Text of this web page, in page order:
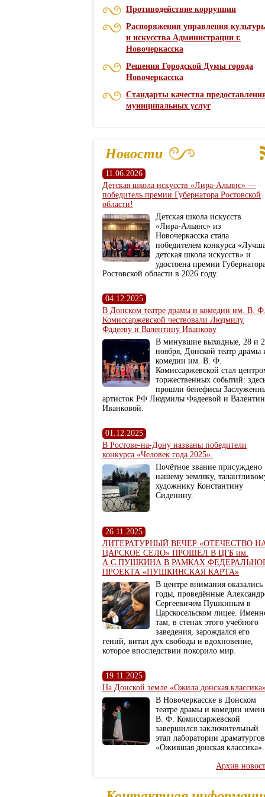
Противодействие коррупции
Распоряжения управления
и искусства Администрации г.
Новочеркасска
Решения Городской Думы города
Новочеркасска
Стандарты качества
муниципальных услуг
Новости
11.06.2026
Детская школа искусств «Лира‑Альянс» —
победитель премии Губернатора Ростовской
области!
Детская школа искусств
«Лира‑Альянс» из
Новочеркасска стала
победителем конкурса
детская школа искусств» и
удостоена премии
Ростовской области в 2026 году.
04.12.2025
В Донском театре драмы и комедии им. В. Ф.
Комиссаржевской чествовали Людмилу
Фадееву и Валентину Иванкову
В минувшие выходные, 28 и
ноября, Донской театр драмы
комедии им. В. Ф.
Комиссаржевской стал
торжественных событий:
прошли бенефисы
артисток РФ Людмилы Фадеевой и
Иванковой.
01.12.2025
В Ростове-на-Дону названы победители
конкурса «Человек года 2025».
Почётное звание присуждено
нашему земляку,
художнику Константину
Сиденину.
26.11.2025
ЛИТЕРАТУРНЫЙ ВЕЧЕР «ОТЕЧЕСТВО
ЦАРСКОЕ СЕЛО» ПРОШЕЛ В ЦГБ им.
А.С.ПУШКИНА В РАМКАХ
ПРОЕКТА «ПУШКИНСКАЯ КАРТА»
В центре внимания оказались
годы, проведённые
Сергеевичем Пушкиным в
Царскосельском лицее.
там, в стенах этого учебного
заведения, зарождался его
гений, витал дух свободы и вдохновение,
которое впоследствии покорило мир.
19.11.2025
На Донской земле «Ожила донская
В Новочеркасске в Донском
театре драмы и комедии
В. Ф. Комиссаржевской
завершился заключительный
этап лаборатории драматургов
«Ожившая донская классика».
Архив